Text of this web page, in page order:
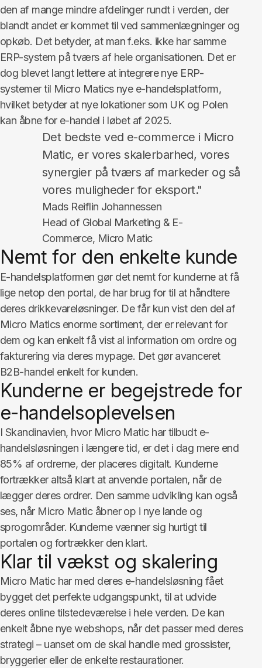
den af mange mindre afdelinger rundt i verden, der
blandt andet er kommet til ved sammenlægninger og
opkøb. Det betyder, at man f.eks. ikke har samme
ERP-system på tværs af hele organisationen. Det er
dog blevet langt lettere at integrere nye ERP-
systemer til Micro Matics nye e-handelsplatform,
hvilket betyder at nye lokationer som UK og Polen
kan åbne for e-handel i løbet af 2025.
Det bedste ved e-commerce i Micro
Matic, er vores skalerbarhed, vores
synergier på tværs af markeder og så
vores muligheder for eksport."
Mads Reiflin Johannessen
Head of Global Marketing & E-
Commerce, Micro Matic
Nemt for den enkelte kunde
E-handelsplatformen gør det nemt for kunderne at få
lige netop den portal, de har brug for til at håndtere
deres drikkevareløsninger. De får kun vist den del af
Micro Matics enorme sortiment, der er relevant for
dem og kan enkelt få vist al information om ordre og
fakturering via deres mypage. Det gør avanceret
B2B-handel enkelt for kunden.
Kunderne er begejstrede for
e-handelsoplevelsen
I Skandinavien, hvor Micro Matic har tilbudt e-
handelsløsningen i længere tid, er det i dag mere end
85% af ordrerne, der placeres digitalt. Kunderne
fortrækker altså klart at anvende portalen, når de
lægger deres ordrer. Den samme udvikling kan også
ses, når Micro Matic åbner op i nye lande og
sprogområder. Kunderne vænner sig hurtigt til
portalen og fortrækker den klart.
Klar til vækst og skalering
Micro Matic har med deres e-handelsløsning fået
bygget det perfekte udgangspunkt, til at udvide
deres online tilstedeværelse i hele verden. De kan
enkelt åbne nye webshops, når det passer med deres
strategi – uanset om de skal handle med grossister,
bryggerier eller de enkelte restaurationer.